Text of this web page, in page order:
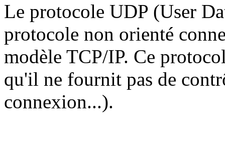
Le protocole UDP (User
protocole non orienté
modèle TCP/IP. Ce
qu'il ne fournit pas de
connexion...).